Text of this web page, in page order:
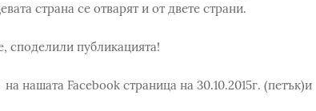
страна се отварят и от двете страни.
споделили публикацията!
нашата Facebook страница на 30.10.2015г. (петък)и